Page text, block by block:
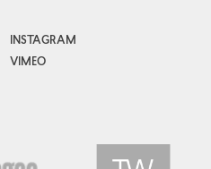
INSTAGRAM
VIMEO